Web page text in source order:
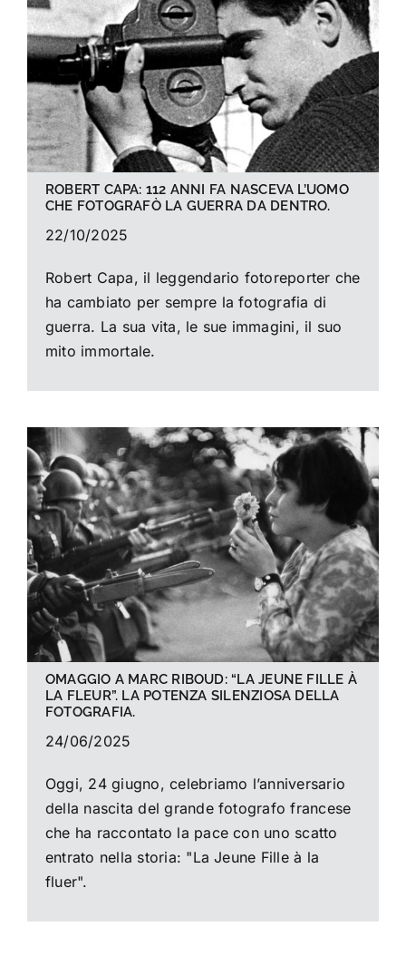
La foto del mese
Guide
Cerca
per:
ROBERT CAPA: 112 ANNI FA NASCEVA L’UOMO
CHE FOTOGRAFÒ LA GUERRA DA DENTRO.
22/10/2025
Robert Capa, il leggendario fotoreporter che
ha cambiato per sempre la fotografia di
guerra. La sua vita, le sue immagini, il suo
mito immortale.
OMAGGIO A MARC RIBOUD: “LA JEUNE FILLE À
LA FLEUR”. LA POTENZA SILENZIOSA DELLA
FOTOGRAFIA.
24/06/2025
Oggi, 24 giugno, celebriamo l’anniversario
della nascita del grande fotografo francese
che ha raccontato la pace con uno scatto
entrato nella storia: "La Jeune Fille à la
fluer".